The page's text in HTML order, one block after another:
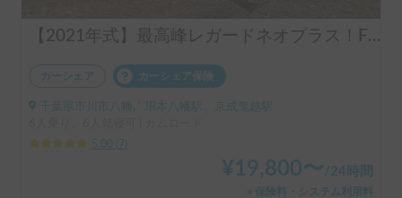
【2021年式】最高峰レガードネオプラス！FFヒーター＆エアコン完備で年中快適🚐トイレ利用可で安心✨
カーシェア カーシェア保険
千葉県市川市八幡, ' JR本八幡駅、京成鬼越駅
5.00
7
¥ 19,800〜 /24時間
＋保険料・システム利用料